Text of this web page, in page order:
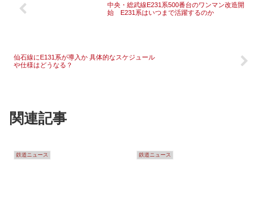
中央・総武線E231系500番台のワンマン改造開
始 E231系はいつまで活躍するのか
仙石線にE131系が導入か 具体的なスケジュール
や仕様はどうなる？
関連記事
鉄道ニュース 鉄道ニュース